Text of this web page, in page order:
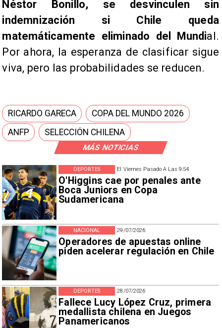
MÁS NOTICIAS
El Viernes Pasado A Las 9:54
O'Higgins cae por penales ante
Boca Juniors en Copa
Sudamericana
DEPORTES
29/07/2026
Operadores de apuestas online
piden acelerar regulación en Chile
NACIONAL
28/07/2026
Fallece Lucy López Cruz, primera
medallista chilena en Juegos
Panamericanos
DEPORTES
Néstor Bonillo, se desvinculen sin
indemnización si Chile queda
matemáticamente eliminado del Mundial.
Por ahora, la esperanza de clasificar sigue
viva, pero las probabilidades se reducen.
RICARDO GARECA
COPA DEL MUNDO 2026
ANFP
SELECCIÓN CHILENA